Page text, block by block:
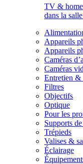
TV & home
dans la
Appareils
Appareils
Caméras
Caméras
Entretien &
Filtres
Objectifs
Optique
Pour les
Supports
Trépieds
Valises &
Éclairage